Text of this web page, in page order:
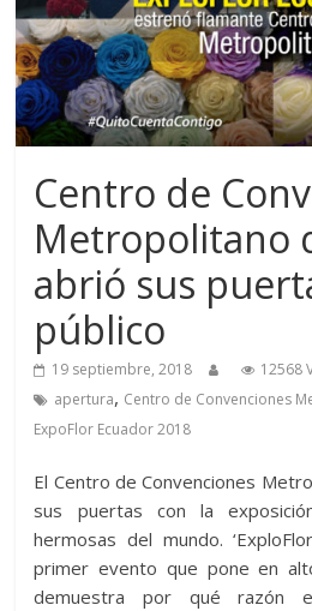
Centro de
Metropolitano
abrió sus
público
19 septiembre, 2018 12568
apertura, Centro de Convenciones
ExpoFlor Ecuador 2018
El Centro de Convenciones
sus puertas con la
hermosas del mundo.
primer evento que pone en
demuestra por qué razón